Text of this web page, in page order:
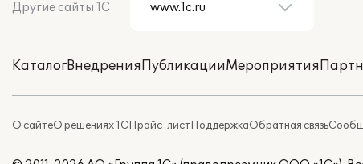
Другие сайты 1С
КаталогВнедренияПубликацииМероприятия
О сайтеО решениях 1СПрайс-листПоддержкаОбратная связь